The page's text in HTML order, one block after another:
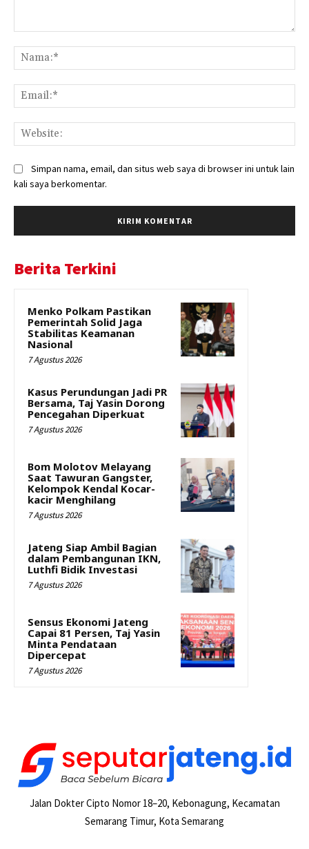
Simpan nama, email, dan situs web saya di browser ini untuk lain
kali saya berkomentar.
Berita Terkini
Menko Polkam Pastikan
Pemerintah Solid Jaga
Stabilitas Keamanan
Nasional
7 Agustus 2026
Kasus Perundungan Jadi PR
Bersama, Taj Yasin Dorong
Pencegahan Diperkuat
7 Agustus 2026
Bom Molotov Melayang
Saat Tawuran Gangster,
Kelompok Kendal Kocar-
kacir Menghilang
7 Agustus 2026
Jateng Siap Ambil Bagian
dalam Pembangunan IKN,
Luthfi Bidik Investasi
7 Agustus 2026
Sensus Ekonomi Jateng
Capai 81 Persen, Taj Yasin
Minta Pendataan
Dipercepat
7 Agustus 2026
Jalan Dokter Cipto Nomor 18–20, Kebonagung, Kecamatan
Semarang Timur, Kota Semarang